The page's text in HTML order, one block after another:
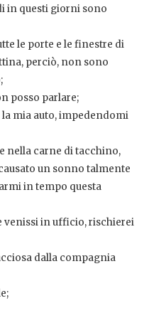
in questi giorni sono
le porte e le finestre di
perciò, non sono
posso parlare;
la mia auto, impedendomi
nella carne di tacchino,
un sonno talmente
in tempo questa
venissi in ufficio, rischierei
dalla compagnia